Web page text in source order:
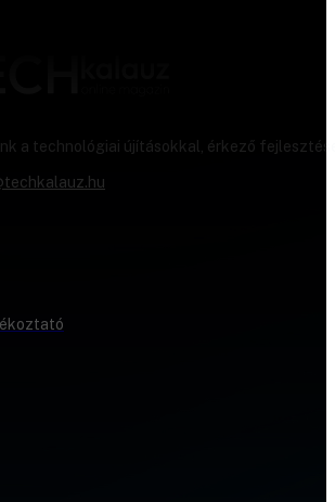
a technológiai újításokkal, érkező